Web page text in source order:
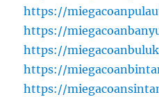
https://
https://
https://
https://
https://